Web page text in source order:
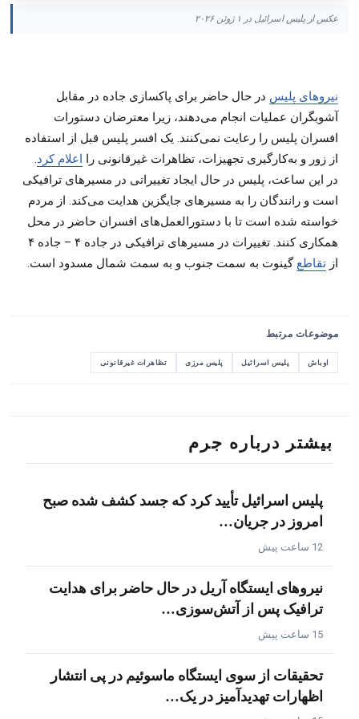
عکس از پلیس اسرائیل در ۱ ژوئن ۲۰۲۶
نیروهای پلیس در حال حاضر برای پاکسازی جاده در مقابل
آشوبگران عملیات انجام می‌دهند، زیرا معترضان دستورات
افسران پلیس را رعایت نمی‌کنند. یک افسر پلیس قبل از استفاده
از زور و به‌کارگیری تجهیزات، تظاهرات غیرقانونی را اعلام کرد.
در این ساعت، پلیس در حال ایجاد تغییراتی در مسیرهای ترافیکی
است و رانندگان را به مسیرهای جایگزین هدایت می‌کند. از مردم
خواسته شده است تا با دستورالعمل‌های افسران حاضر در محل
همکاری کنند. تغییرات در مسیرهای ترافیکی در جاده ۴ – جاده ۴
از تقاطع گینوت به سمت جنوب و به سمت شمال مسدود است.
موضوعات مرتبط
اوباش پلیس اسرائیل پلیس مرزی تظاهرات غیرقانونی
بیشتر درباره جرم
پلیس اسرائیل تأیید کرد که جسد کشف شده صبح
امروز در جریان…
12 ساعت پیش
نیروهای ایستگاه آریل در حال حاضر برای هدایت
ترافیک پس از آتش‌سوزی…
15 ساعت پیش
تحقیقات از سوی ایستگاه ماسوئیم در پی انتشار
اظهارات تهدیدآمیز در یک…